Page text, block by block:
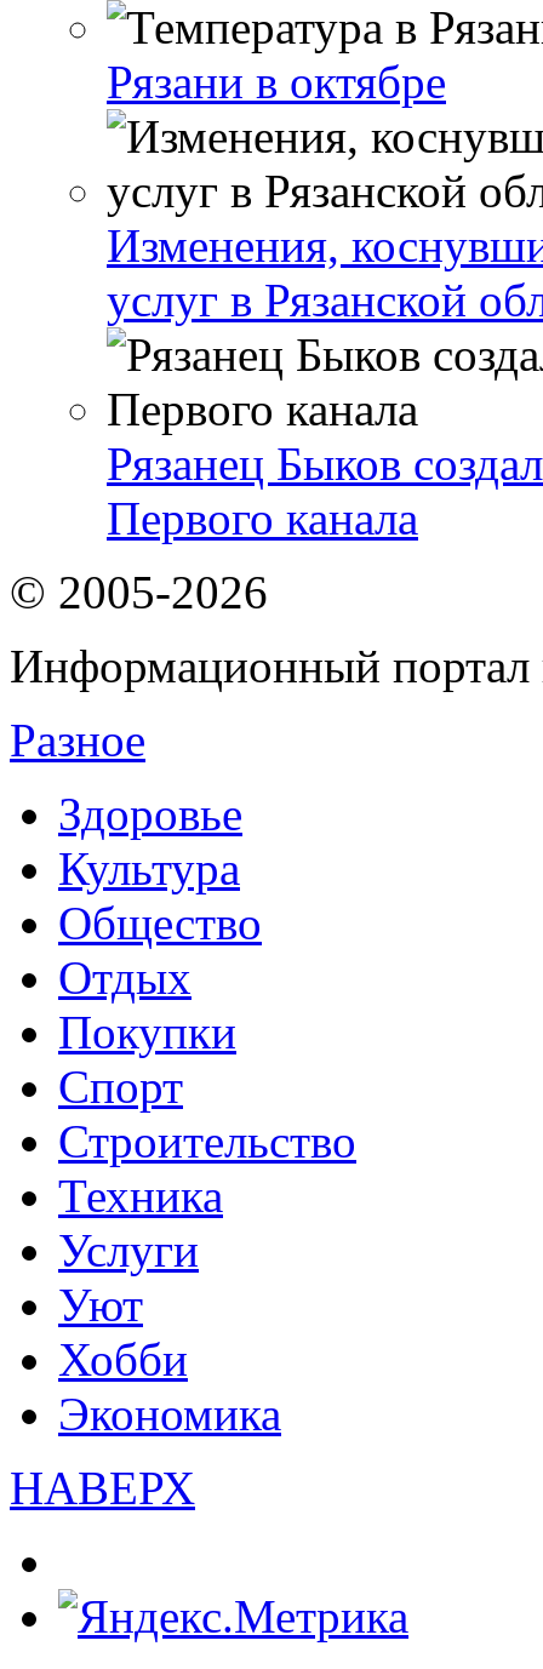
Рязани в октябре
Изменения,
услуг в Рязанской
Рязанец Быков
Первого канала
© 2005-2026
Информационный портал
Разное
Здоровье
Культура
Общество
Отдых
Покупки
Спорт
Строительство
Техника
Услуги
Уют
Хобби
Экономика
НАВЕРХ